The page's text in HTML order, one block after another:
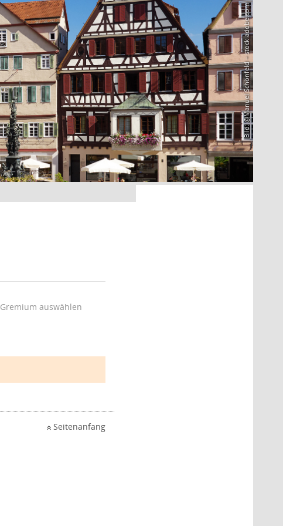
Bild: @Manuel Schönfeld – stock.adobe.com
Gremium auswählen
Seitenanfang